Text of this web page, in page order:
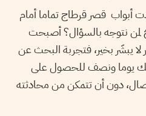
أبواب قصر قرطاج تماما أمام
لمن نتوجه بالسؤال؟ أصبحت
يبشّر بخير، فتجربة البحث عن
يوما ونصف للحصول على
دون أن تتمكن من محادثته